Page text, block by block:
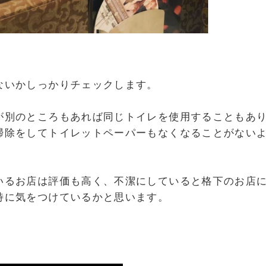
かしっかりチェックします。
のところもあれば同じトイレを使用することもあり
をしてトイレットペーパーもなくなることがないよ
お店は評価も高く、不潔にしていると格下のお店に
気をつけているかと思います。